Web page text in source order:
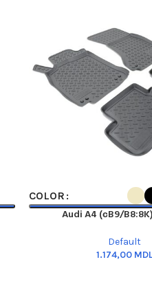
SELECT OPTIONS
COLOR
Audi A4 (сB9/
Default
MDL